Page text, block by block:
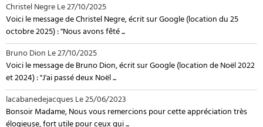
Christel NegreLe 27/10/2025
Voici le message de Christel Negre, écrit sur Google (location du 25
octobre 2025) : "Nous avons fêté ...
Bruno DionLe 27/10/2025
Voici le message de Bruno Dion, écrit sur Google (location de Noël 2022
et 2024) : "J'ai passé deux Noël ...
lacabanedejacquesLe 25/06/2023
Bonsoir Madame, Nous vous remercions pour cette appréciation très